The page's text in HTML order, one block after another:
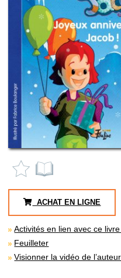
ACHAT EN LIGNE
Activités en lien avec ce
Feuilleter
Visionner la vidéo de